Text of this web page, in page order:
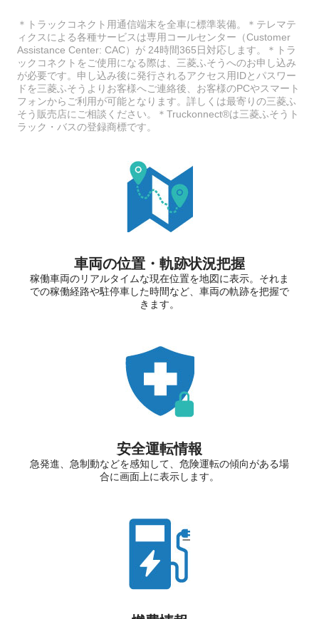
＊トラックコネクト用通信端末を全車に標準装備。＊テレマテ
ィクスによる各種サービスは専用コールセンター（Customer
Assistance Center: CAC）が 24時間365日対応します。＊トラ
ックコネクトをご使用になる際は、三菱ふそうへのお申し込み
が必要です。申し込み後に発行されるアクセス用IDとパスワー
ドを三菱ふそうよりお客様へご連絡後、お客様のPCやスマート
フォンからご利用が可能となります。詳しくは最寄りの三菱ふ
そう販売店にご相談ください。＊Truckonnect®は三菱ふそうト
ラック・バスの登録商標です。
車両の位置・軌跡状況把握
稼働車両のリアルタイムな現在位置を地図に表示。それま
での稼働経路や駐停車した時間など、車両の軌跡を把握で
きます。
安全運転情報
急発進、急制動などを感知して、危険運転の傾向がある場
合に画面上に表示します。